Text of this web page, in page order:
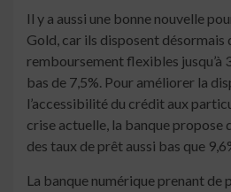
Il y a aussi une bonne nouvelle
Gold, car ils disposent désormais
remboursement flexibles jusqu’à
bas de 7,5%. Pour améliorer la
l’accessibilité du crédit aux
crise actuelle, la banque propose
des taux de prêt aussi bas que
La banque numérique prenant de